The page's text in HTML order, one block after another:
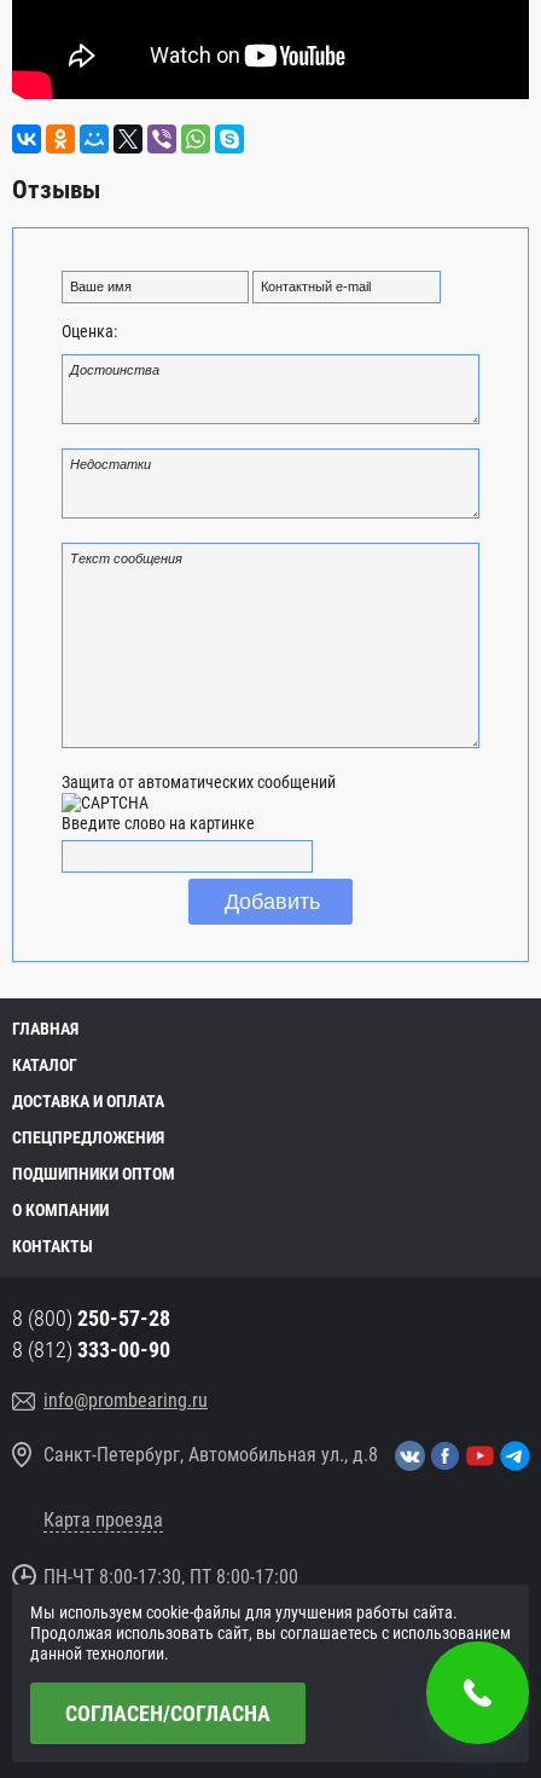
Отзывы
Оценка:
Защита от автоматических сообщений
Введите слово на картинке
ГЛАВНАЯ
КАТАЛОГ
ДОСТАВКА И ОПЛАТА
СПЕЦПРЕДЛОЖЕНИЯ
ПОДШИПНИКИ ОПТОМ
О КОМПАНИИ
КОНТАКТЫ
8 (800) 250-57-28
8 (812) 333-00-90
info@prombearing.ru
Санкт-Петербург, Автомобильная ул., д.8
Карта проезда
ПН-ЧТ 8:00-17:30, ПТ 8:00-17:00
© 2016 «PromBearing.ru»
Подшипники оптом и в розницу.
Сайт разработан в
Мы используем cookie-файлы для улучшения работы сайта.
Продолжая использовать сайт, вы соглашаетесь с использованием
данной технологии.
СОГЛАСЕН/СОГЛАСНА